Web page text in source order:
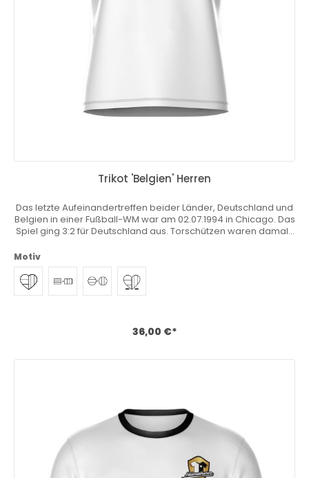
Trikot 'Belgien' Herren
Das letzte Aufeinandertreffen beider Länder, Deutschland und
Belgien in einer Fußball-WM war am 02.07.1994 in Chicago. Das
Spiel ging 3:2 für Deutschland aus. Torschützen waren damals
Albert. Davor war das letzte und erste Aufeinandertreffen
beider Mannschaften in einer Fußball-WM, 60 Jahre her.
Bereits im Viertelfinale ist eine Begegnung beider
Mannschaften möglich. Du wohnst, lebst und liebst in
zwei Mannschaften anfeuern? Zwei Trikots gleichzeitig
tragen?Wir haben das einzigartige Heimatkurve® Trikot
Lieblingsland zum Ausdruck bringen kannst. Sicher Dir jetzt
Motiv
36,00 €*